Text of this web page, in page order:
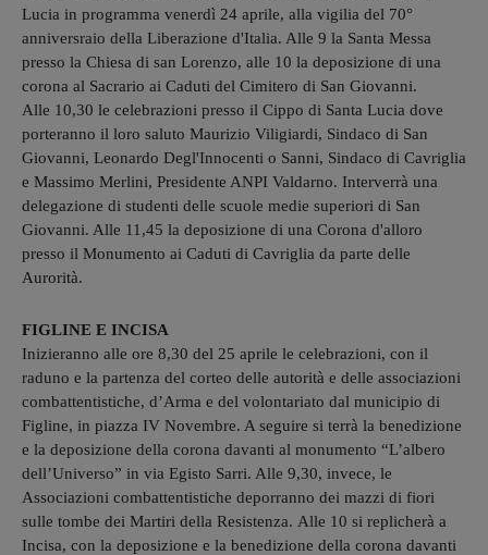
Lucia in programma venerdì 24 aprile, alla vigilia del 70°
anniversraio della Liberazione d'Italia. Alle 9 la Santa Messa
presso la Chiesa di san Lorenzo, alle 10 la deposizione di una
corona al Sacrario ai Caduti del Cimitero di San Giovanni.
Alle 10,30 le celebrazioni presso il Cippo di Santa Lucia dove
porteranno il loro saluto Maurizio Viligiardi, Sindaco di San
Giovanni, Leonardo Degl'Innocenti o Sanni, Sindaco di Cavriglia
e Massimo Merlini, Presidente ANPI Valdarno. Interverrà una
delegazione di studenti delle scuole medie superiori di San
Giovanni. Alle 11,45 la deposizione di una Corona d'alloro
presso il Monumento ai Caduti di Cavriglia da parte delle
Aurorità.
FIGLINE E INCISA
Inizieranno alle ore 8,30 del 25 aprile le celebrazioni, con il
raduno e la partenza del corteo delle autorità e delle associazioni
combattentistiche, d’Arma e del volontariato dal municipio di
Figline, in piazza IV Novembre. A seguire si terrà la benedizione
e la deposizione della corona davanti al monumento “L’albero
dell’Universo” in via Egisto Sarri. Alle 9,30, invece, le
Associazioni combattentistiche deporranno dei mazzi di fiori
sulle tombe dei Martiri della Resistenza. Alle 10 si replicherà a
Incisa, con la deposizione e la benedizione della corona davanti